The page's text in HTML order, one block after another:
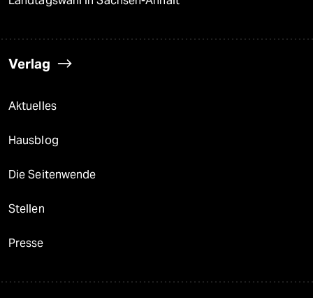
Verlag
Aktuelles
Hausblog
Die Seitenwende
Stellen
Presse